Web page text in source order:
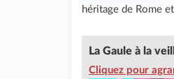
héritage de Rome
La Gaule à la
Cliquez pour